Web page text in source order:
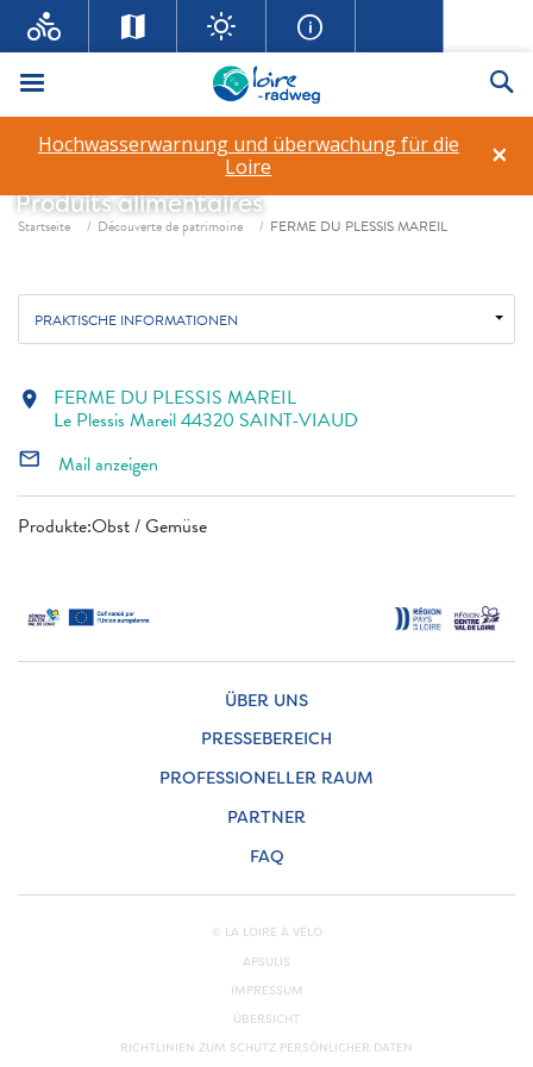
Menü
×
Hochwasserwarnung und überwachung für die
Loire
FERME DU PLESSIS MAREIL
Produits alimentaires
Fil d'ariane
Startseite Découverte de patrimoine FERME DU PLESSIS MAREIL
PRAKTISCHE INFORMATIONEN
Produkte:Obst / Gemüse
location_on FERME DU PLESSIS MAREIL
Le Plessis Mareil 44320 SAINT-VIAUD
mail_outline Mail anzeigen
ÜBER UNS
PRESSEBEREICH
PROFESSIONELLER RAUM
PARTNER
FAQ
© LA LOIRE À VÉLO
APSULIS
IMPRESSUM
ÜBERSICHT
RICHTLINIEN ZUM SCHUTZ PERSÖNLICHER DATEN